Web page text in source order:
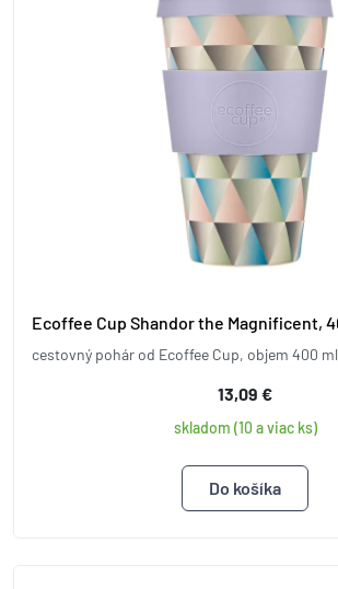
Ecoffee Cup Shandor the Magnificent,
cestovný pohár od Ecoffee Cup, objem 400
13,09 €
skladom (10 a viac ks)